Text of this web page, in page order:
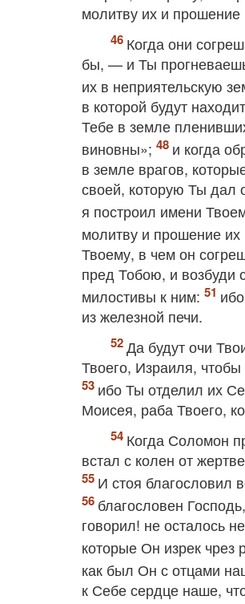
молитву их и прошение
Когда они
бы, — и Ты
их в неприятельскую
в которой будут
Тебе в земле
виновны»;
и когда
в земле врагов,
своей, которую Ты дал
я построил имени
молитву и прошение их
Твоему, в чем он
пред Тобою, и возбуди
милостивы к ним:
из железной печи.
Да будут очи
Твоего, Израиля,
ибо Ты отделил их
Моисея, раба Твоего,
Когда Соломон
встал с колен от
И стоя благословил
благословен
говорил! не осталось
которые Он изрек чрез
как был Он с отцами
к Себе сердце наше,